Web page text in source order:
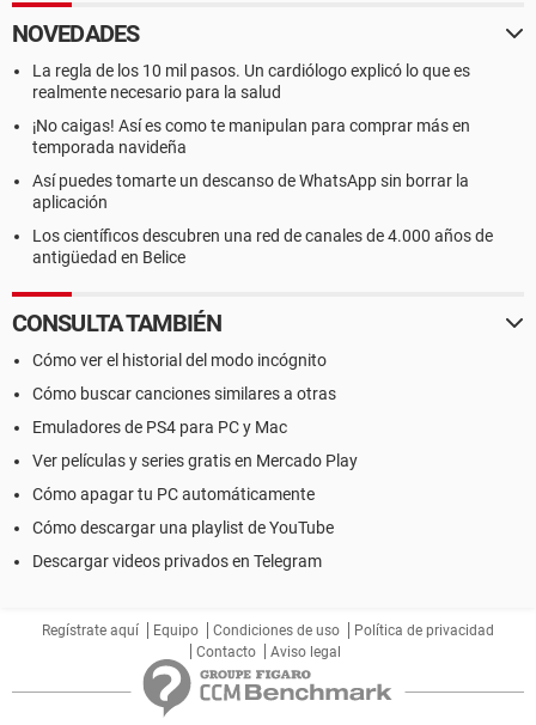
NOVEDADES
La regla de los 10 mil pasos. Un cardiólogo explicó lo que es
realmente necesario para la salud
¡No caigas! Así es como te manipulan para comprar más en
temporada navideña
Así puedes tomarte un descanso de WhatsApp sin borrar la
aplicación
Los científicos descubren una red de canales de 4.000 años de
antigüedad en Belice
CONSULTA TAMBIÉN
Cómo ver el historial del modo incógnito
Cómo buscar canciones similares a otras
Emuladores de PS4 para PC y Mac
Ver películas y series gratis en Mercado Play
Cómo apagar tu PC automáticamente
Cómo descargar una playlist de YouTube
Descargar videos privados en Telegram
Regístrate aquí Equipo Condiciones de uso
Política de privacidad
Contacto
Aviso legal